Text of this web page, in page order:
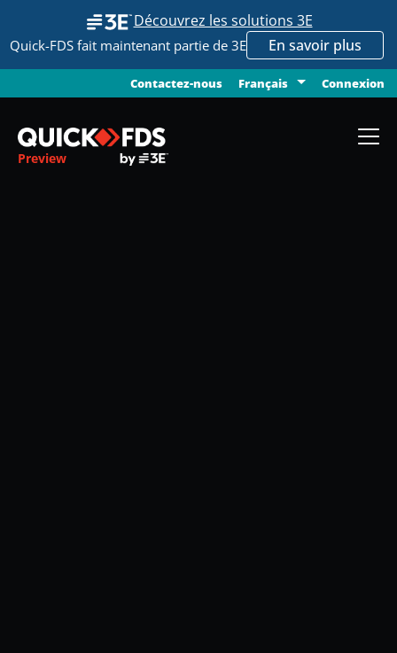
Découvrez les solutions 3E
Quick-FDS fait maintenant partie de 3E En savoir plus
Contactez-nous Français Connexion
Preview